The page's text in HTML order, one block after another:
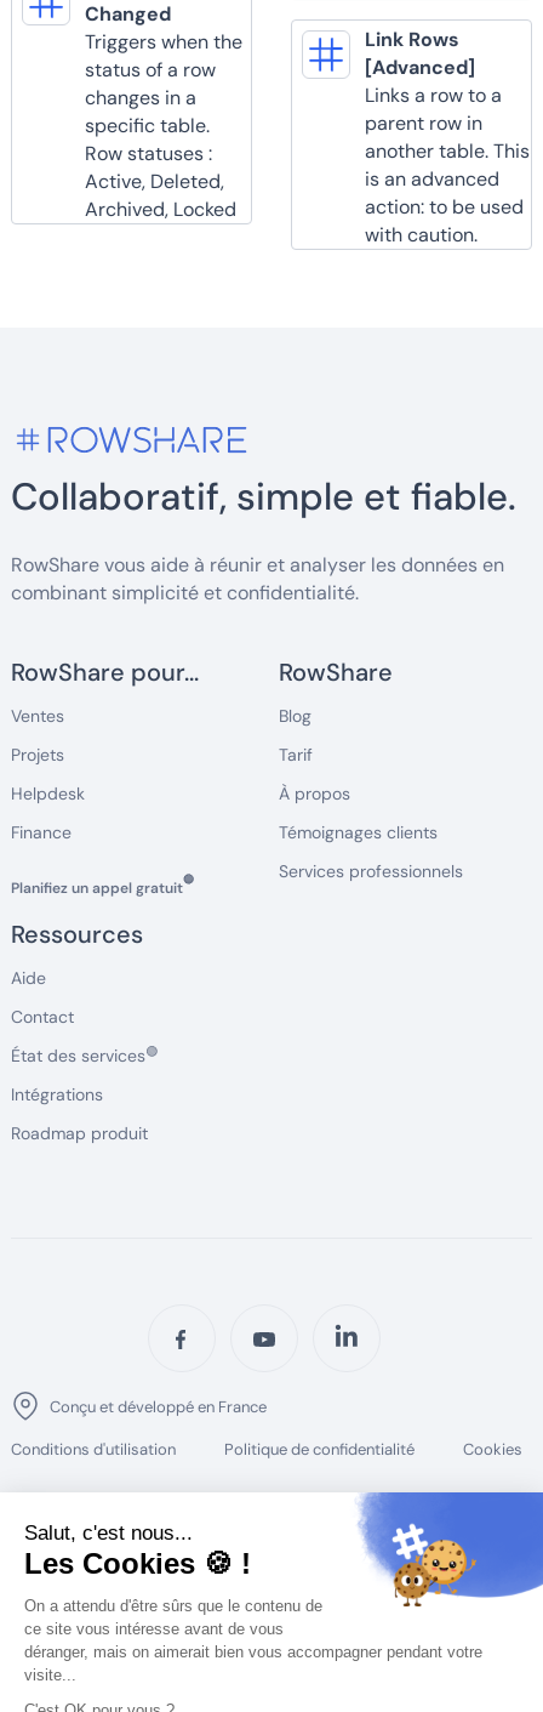
Changed
Triggers when the
status of a row
changes in a
specific table.
Row statuses :
Active, Deleted,
Archived, Locked
Link Rows
[Advanced]
Links a row to a
parent row in
another table. This
is an advanced
action: to be used
with caution.
Collaboratif, simple et fiable.
RowShare vous aide à réunir et analyser les données en
combinant simplicité et confidentialité.
RowShare pour...
Ventes
Projets
Helpdesk
Finance
Planifiez un appel gratuit🔵
RowShare
Blog
Tarif
À propos
Témoignages clients
Services professionnels
Ressources
Aide
Contact
État des services🟢
Intégrations
Roadmap produit
Conçu et développé en France
Conditions d'utilisation Politique de confidentialité Cookies